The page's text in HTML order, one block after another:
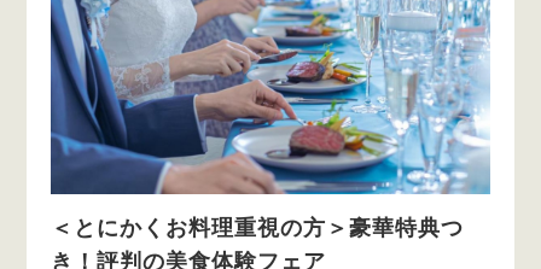
＜とにかくお料理重視の方＞豪華特典つ
き！評判の美食体験フェア